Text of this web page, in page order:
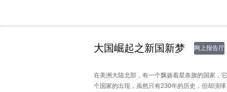
大国崛起之新国新梦 网上报告厅
在美洲大陆北部，有一个飘扬着星条旗的国家，
个国家的出现，虽然只有230年的历史，但却演